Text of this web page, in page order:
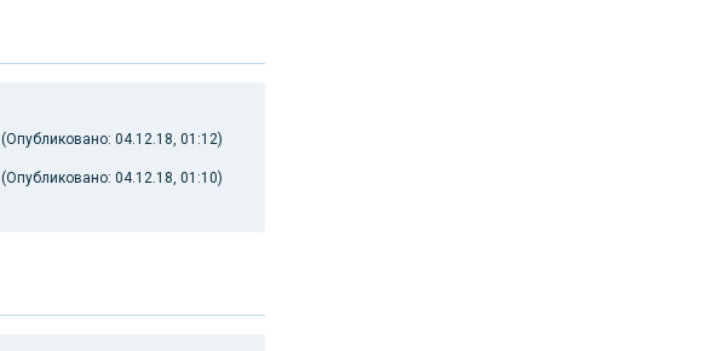
(Опубликовано: 04.12.18, 01:12)
(Опубликовано: 04.12.18, 01:10)